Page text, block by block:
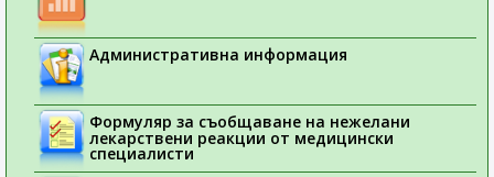
Административна информация
Формуляр за съобщаване на нежелани
лекарствени реакции от медицински
специалисти